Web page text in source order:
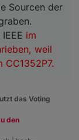
Sourcen der
im
weil
das Voting
den